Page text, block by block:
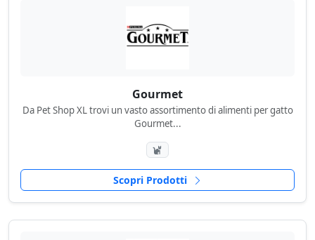
Gourmet
Da Pet Shop XL trovi un vasto assortimento di alimenti per gatto
Gourmet...
Scopri Prodotti